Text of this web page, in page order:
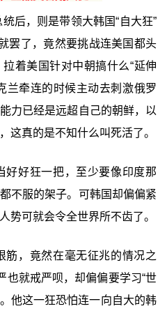
后，则是带领大韩国“自大狂”
罢了，竟然要挑战连美国都头
着美国针对中朝搞什么“延伸
兰牵连的时候主动去刺激俄罗
力已经是远超自己的朝鲜，以
这真的是不知什么叫死活了。
好好狂一把，至少要像印度那
不服的架子。可韩国却偏偏紧
势可就会令全世界所不齿了。
筋，竟然在毫无征兆的情况之
也就戒严呗，却偏偏要学习“世
他这一狂恐怕连一向自大的韩